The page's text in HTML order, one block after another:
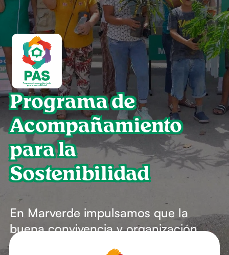
Programa de
Acompañamiento
para la
Sostenibilidad
En Marverde impulsamos que la
buena convivencia y organización
sea parte fundamental de tu nueva